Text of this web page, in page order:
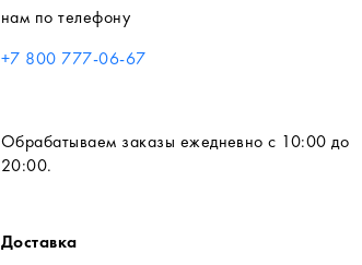
нам по телефону
+7 800 777-06-67
Обрабатываем заказы ежедневно с 10:00 до
20:00.
Доставка